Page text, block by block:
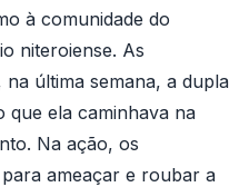
à comunidade do
niteroiense. As
última semana, a dupla
que ela caminhava na
Na ação, os
ameaçar e roubar a